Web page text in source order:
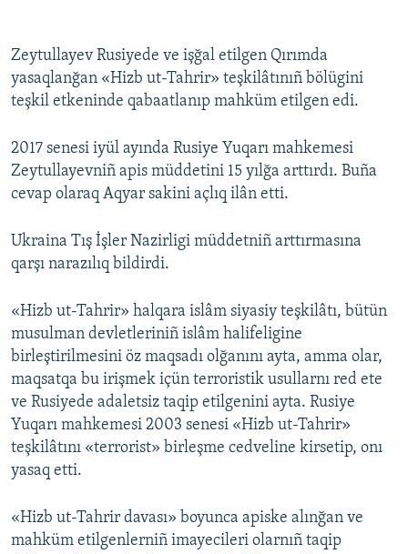
Zeytullayev Rusiyede ve işğal etilgen Qırımda
yasaqlanğan «Hizb ut-Tahrir» teşkilâtınıñ bölügini
teşkil etkeninde qabaatlanıp mahküm etilgen edi.
2017 senesi iyül ayında Rusiye Yuqarı mahkemesi
Zeytullayevniñ apis müddetini 15 yılğa arttırdı. Buña
cevap olaraq Aqyar sakini açlıq ilân etti.
Ukraina Tış İşler Nazirligi müddetniñ arttırmasına
qarşı narazılıq bildirdi.
«Hizb ut-Tahrir» halqara islâm siyasiy teşkilâtı, bütün
musulman devletleriniñ islâm halifeligine
birleştirilmesini öz maqsadı olğanını ayta, amma olar,
maqsatqa bu irişmek içün terroristik usullarnı red ete
ve Rusiyede adaletsiz taqip etilgenini ayta. Rusiye
Yuqarı mahkemesi 2003 senesi «Hizb ut-Tahrir»
teşkilâtını «terrorist» birleşme cedveline kirsetip, onı
yasaq etti.
«Hizb ut-Tahrir davası» boyunca apiske alınğan ve
mahküm etilgenlerniñ imayecileri olarnıñ taqip